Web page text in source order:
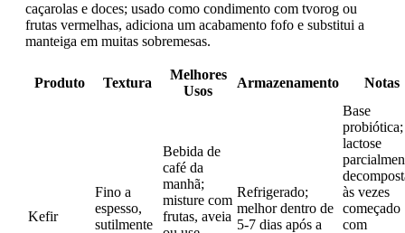
caçarolas e doces; usado como condimento com tvorog ou
frutas vermelhas, adiciona um acabamento fofo e substitui a
manteiga em muitas sobremesas.
Produto Textura
Melhores
Usos
Armazenamento Notas
Kefir
Fino a
espesso,
sutilmente
Bebida de
café da
manhã;
misture com
frutas, aveia
Refrigerado;
melhor dentro de
5-7 dias após a
Base
probiótica;
lactose
às vezes
começado
com